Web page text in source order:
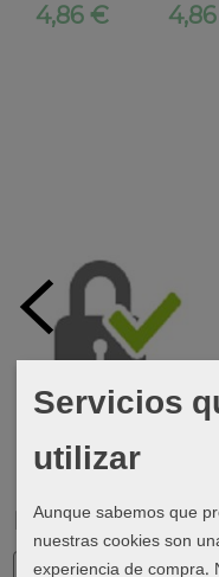
Marcas
4,86 €
Servicios
utilizar
Aunque sabemos que
nuestras cookies son
experiencia de compra.